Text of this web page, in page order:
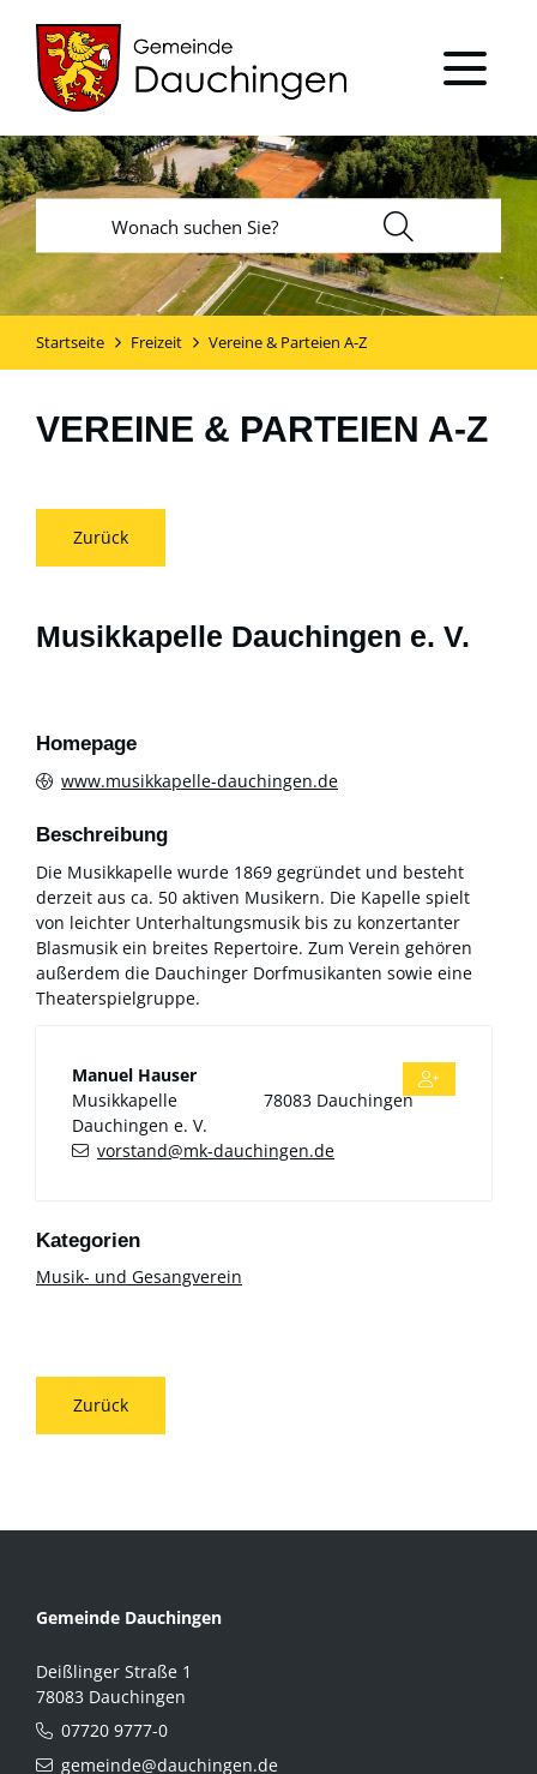
Startseite Freizeit Vereine & Parteien A-Z
VEREINE & PARTEIEN A-Z
Zurück
Musikkapelle Dauchingen e. V.
Homepage
www.musikkapelle-dauchingen.de
Manuel Hauser
Musikkapelle
Dauchingen e. V.
78083 Dauchingen
vorstand@mk-dauchingen.de
Beschreibung
Die Musikkapelle wurde 1869 gegründet und besteht
derzeit aus ca. 50 aktiven Musikern. Die Kapelle spielt
von leichter Unterhaltungsmusik bis zu konzertanter
Blasmusik ein breites Repertoire. Zum Verein gehören
außerdem die Dauchinger Dorfmusikanten sowie eine
Theaterspielgruppe.
Musik- und Gesangverein
Zurück
Gemeinde Dauchingen
Deißlinger Straße 1
78083 Dauchingen
07720 9777-0
gemeinde@dauchingen.de